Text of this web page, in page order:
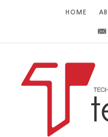
HOME